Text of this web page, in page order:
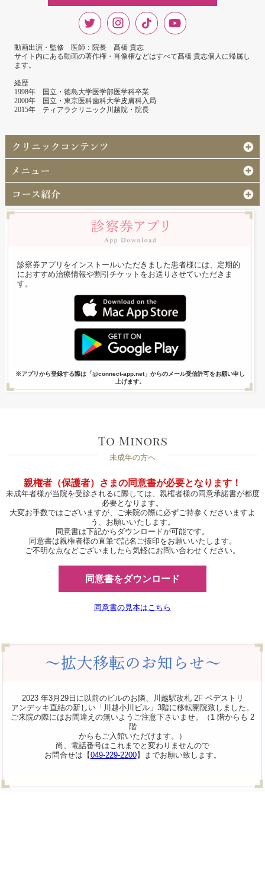
動画出演・監修 医師：院長 髙橋 貴志
サイト内にある動画の著作権・肖像権などはすべて髙橋 貴志個人に帰属し
ます。
経歴
1998年 国立・徳島大学医学部医学科卒業
2000年 国立・東京医科歯科大学皮膚科入局
2015年 ティアラクリニック川越院・院長
診察券アプリをインストールいただきました患者様には、定期的
におすすめ治療情報や割引チケットをお送りさせていただきま
す。
※アプリから登録する際は「@connect-app.net」からのメール受信許可をお願い申し
上げます。
未成年の方へ
親権者（保護者）さまの同意書が必要となります！
未成年者様が当院を受診されるに際しては、親権者様の同意承諾書が都度
必要となります。
大変お手数ではございますが、ご来院の際に必ずご持参くださいますよ
う、お願いいたします。
同意書は下記からダウンロードが可能です。
同意書は親権者様の直筆で記名ご捺印をお願いいたします。
ご不明な点などございましたら気軽にお問い合わせください。
同意書をダウンロード
同意書の見本はこちら
2023 年3月29日に以前のビルのお隣、川越駅改札 2F ペデストリ
アンデッキ直結の新しい「川越小川ビル」3階に移転開院致しました。
ご来院の際にはお間違えの無いようご注意下さいませ。（1 階からも 2
階
からもご入館いただけます。）
尚、電話番号はこれまでと変わりませんので
お問合せは【049-229-2200】までお願い致します。